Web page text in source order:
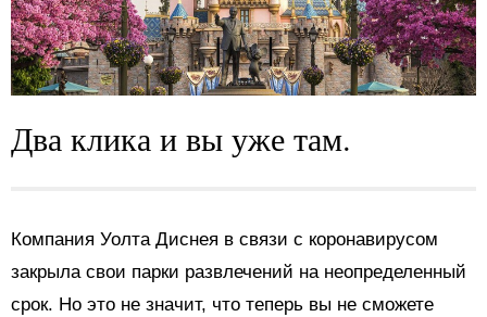
Два клика и вы уже там.
Компания Уолта Диснея в связи с коронавирусом
закрыла свои парки развлечений на неопределенный
срок. Но это не значит, что теперь вы не сможете